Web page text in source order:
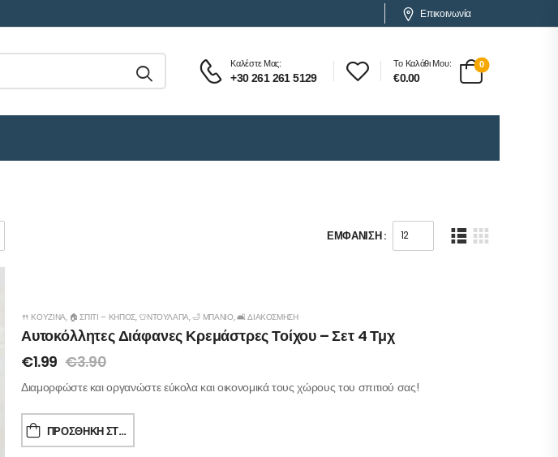
Επικοινωνία
Καλέστε Μας:
+30 261 261 5129
Το Καλάθι Μου:
€0.00
0
ΕΜΦΆΝΙΣΗ :
🍴 ΚΟΥΖΊΝΑ, 🏠 ΣΠΊΤΙ – ΚΉΠΟΣ,👕ΝΤΟΥΛΆΠΑ,🛁 ΜΠΆΝΙΟ,🛋️ ΔΙΑΚΌΣΜΗΣΗ
Αυτοκόλλητες Διάφανες Κρεμάστρες Τοίχου – Σετ 4 Τμχ
€1.99 €3.90
Διαμορφώστε και οργανώστε εύκολα και οικονομικά τους χώρους του σπιτιού σας!
ΠΡΟΣΘΉΚΗ ΣΤΟ ΚΑΛΆΘΙ